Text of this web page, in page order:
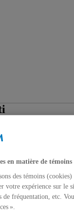
pavillon Hubert-
local en Haïti
gouvernance
en matière de témoins
des témoins
votre expérience sur le
de fréquentation, etc.
».